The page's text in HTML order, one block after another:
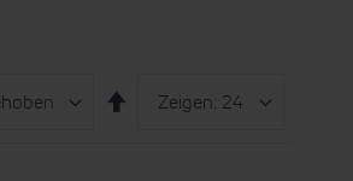
Absteigend